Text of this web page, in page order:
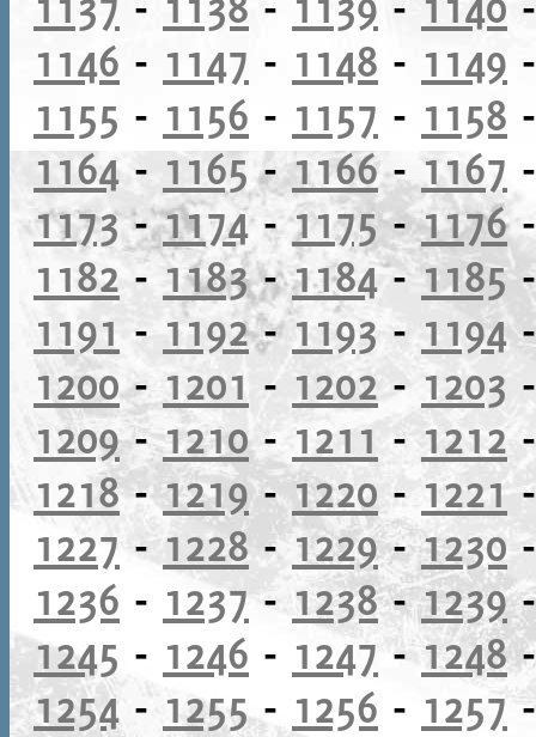
1146 - 1147 - 1148 - 1149
1155 - 1156 - 1157 - 1158
1164-1165-1166- 1167
1173-1174-1175-1176
1182 - 1183-1184-1185
1191 - 1192-1193- 1194
1200- 1201 - 1202 - 1203
1209-1210-1211 -1212
1218-1219-1220 -1221
1227 - 1228-1229-1230
1236 - 1237- 1238-1239
1245 - 1246 - 1247-1248
1254 - 1255- 1256 - 1257